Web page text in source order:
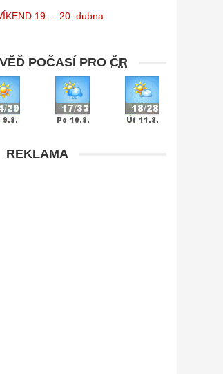
19. – 20. dubna
POČASÍ PROČR
REKLAMA